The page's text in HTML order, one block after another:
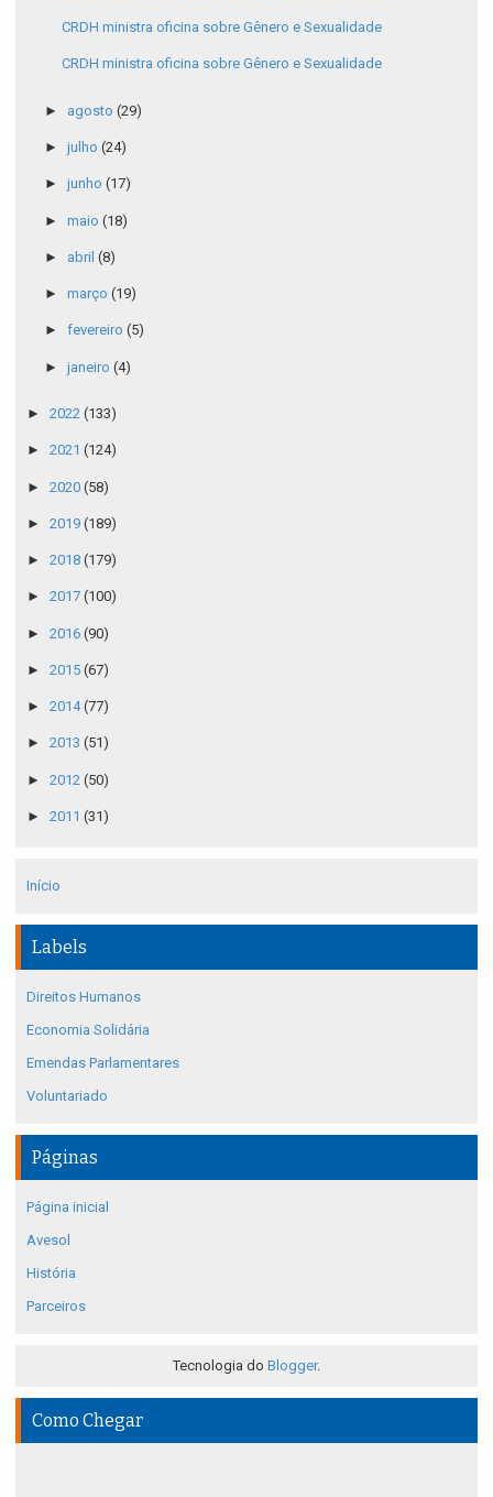
CRDH ministra oficina sobre Gênero e Sexualidade
CRDH ministra oficina sobre Gênero e Sexualidade
► agosto (29)
► julho (24)
► junho (17)
► maio (18)
► abril (8)
► março (19)
► fevereiro (5)
► janeiro (4)
► 2022 (133)
► 2021 (124)
► 2020 (58)
► 2019 (189)
► 2018 (179)
► 2017 (100)
► 2016 (90)
► 2015 (67)
► 2014(77)
► 2013 (51)
► 2012 (50)
► 2011 (31)
Início
Labels
Direitos Humanos
Economia Solidária
Emendas Parlamentares
Voluntariado
Páginas
Página inicial
Avesol
História
Parceiros
Tecnologia do Blogger.
Como Chegar